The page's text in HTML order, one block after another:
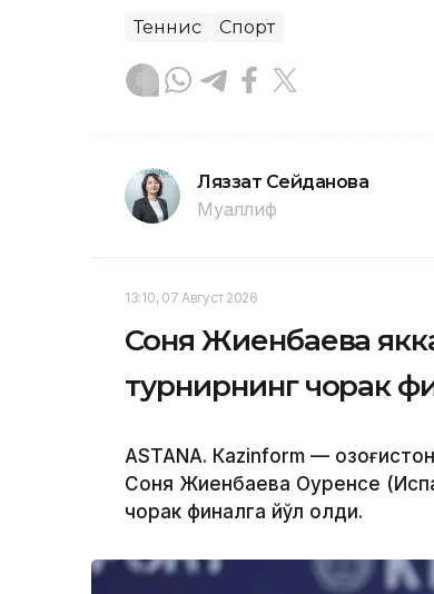
Теннис Спорт
Ляззат Сейданова
Муаллиф
13:10, 07 Август 2026
Соня Жиенбаева
турнирнинг чорак
ASTANА. Кazinform —
Соня Жиенбаева Оуренсе
чорак финалга йўл олди.